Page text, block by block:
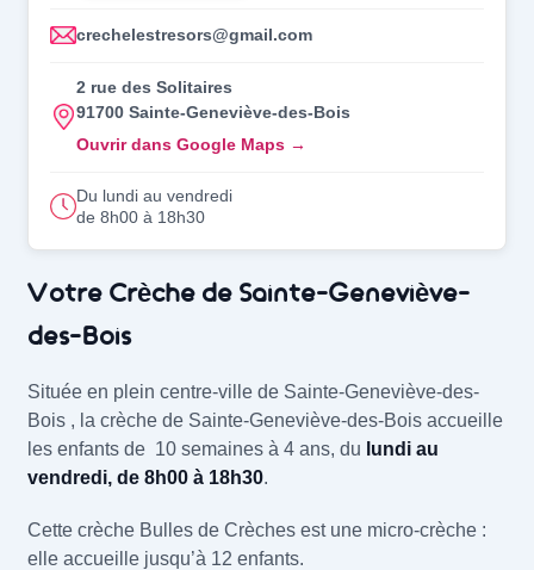
La crèche Crèche de Sainte-Geneviève-
Votre Crèche de Sainte-Geneviève-
des-Bois
Située en plein centre-ville de Sainte-Geneviève-des-
Bois , la crèche de Sainte-Geneviève-des-Bois accueille
les enfants de 10 semaines à 4 ans, du lundi au
vendredi, de 8h00 à 18h30.
Cette crèche Bulles de Crèches est une micro-crèche :
elle accueille jusqu’à 12 enfants.
crechelestresors@gmail.com
2 rue des Solitaires
91700 Sainte-Geneviève-des-Bois
Ouvrir dans Google Maps →
Du lundi au vendredi
de 8h00 à 18h30